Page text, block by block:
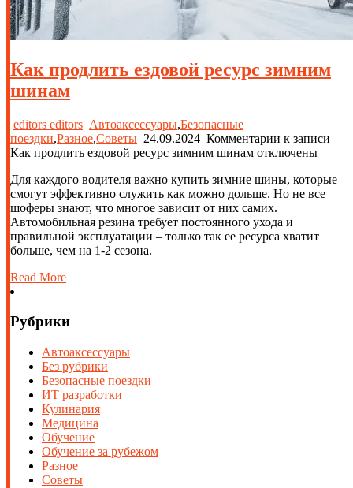
Как продлить ездовой ресурс зимним
шинам
editors editors Автоаксессуары,Безопасные
поездки,Разное,Советы 24.09.2024 Комментарии к записи
Как продлить ездовой ресурс зимним шинам отключены
Для каждого водителя важно купить зимние шины, которые
смогут эффективно служить как можно дольше. Но не все
шоферы знают, что многое зависит от них самих.
Автомобильная резина требует постоянного ухода и
правильной эксплуатации – только так ее ресурса хватит
больше, чем на 1-2 сезона.
Read More
Рубрики
Автоаксессуары
Без рубрики
Безопасные поездки
ИТ разработки
Кулинария
Медицина
Обучение
Обучение за рубежом
Разное
Советы